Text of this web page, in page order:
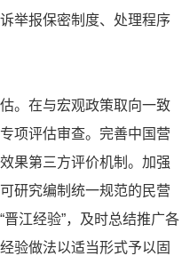
举报保密制度、处理程序
。在与宏观政策取向一致
项评估审查。完善中国营
果第三方评价机制。加强
研究编制统一规范的民营
江经验”，及时总结推广各
验做法以适当形式予以固